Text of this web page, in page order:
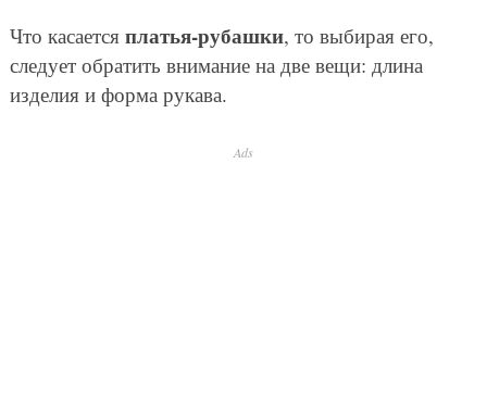
Что касается платья-рубашки, то выбирая его,
следует обратить внимание на две вещи: длина
изделия и форма рукава.
Ads